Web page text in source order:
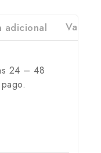
adicional
24 – 48